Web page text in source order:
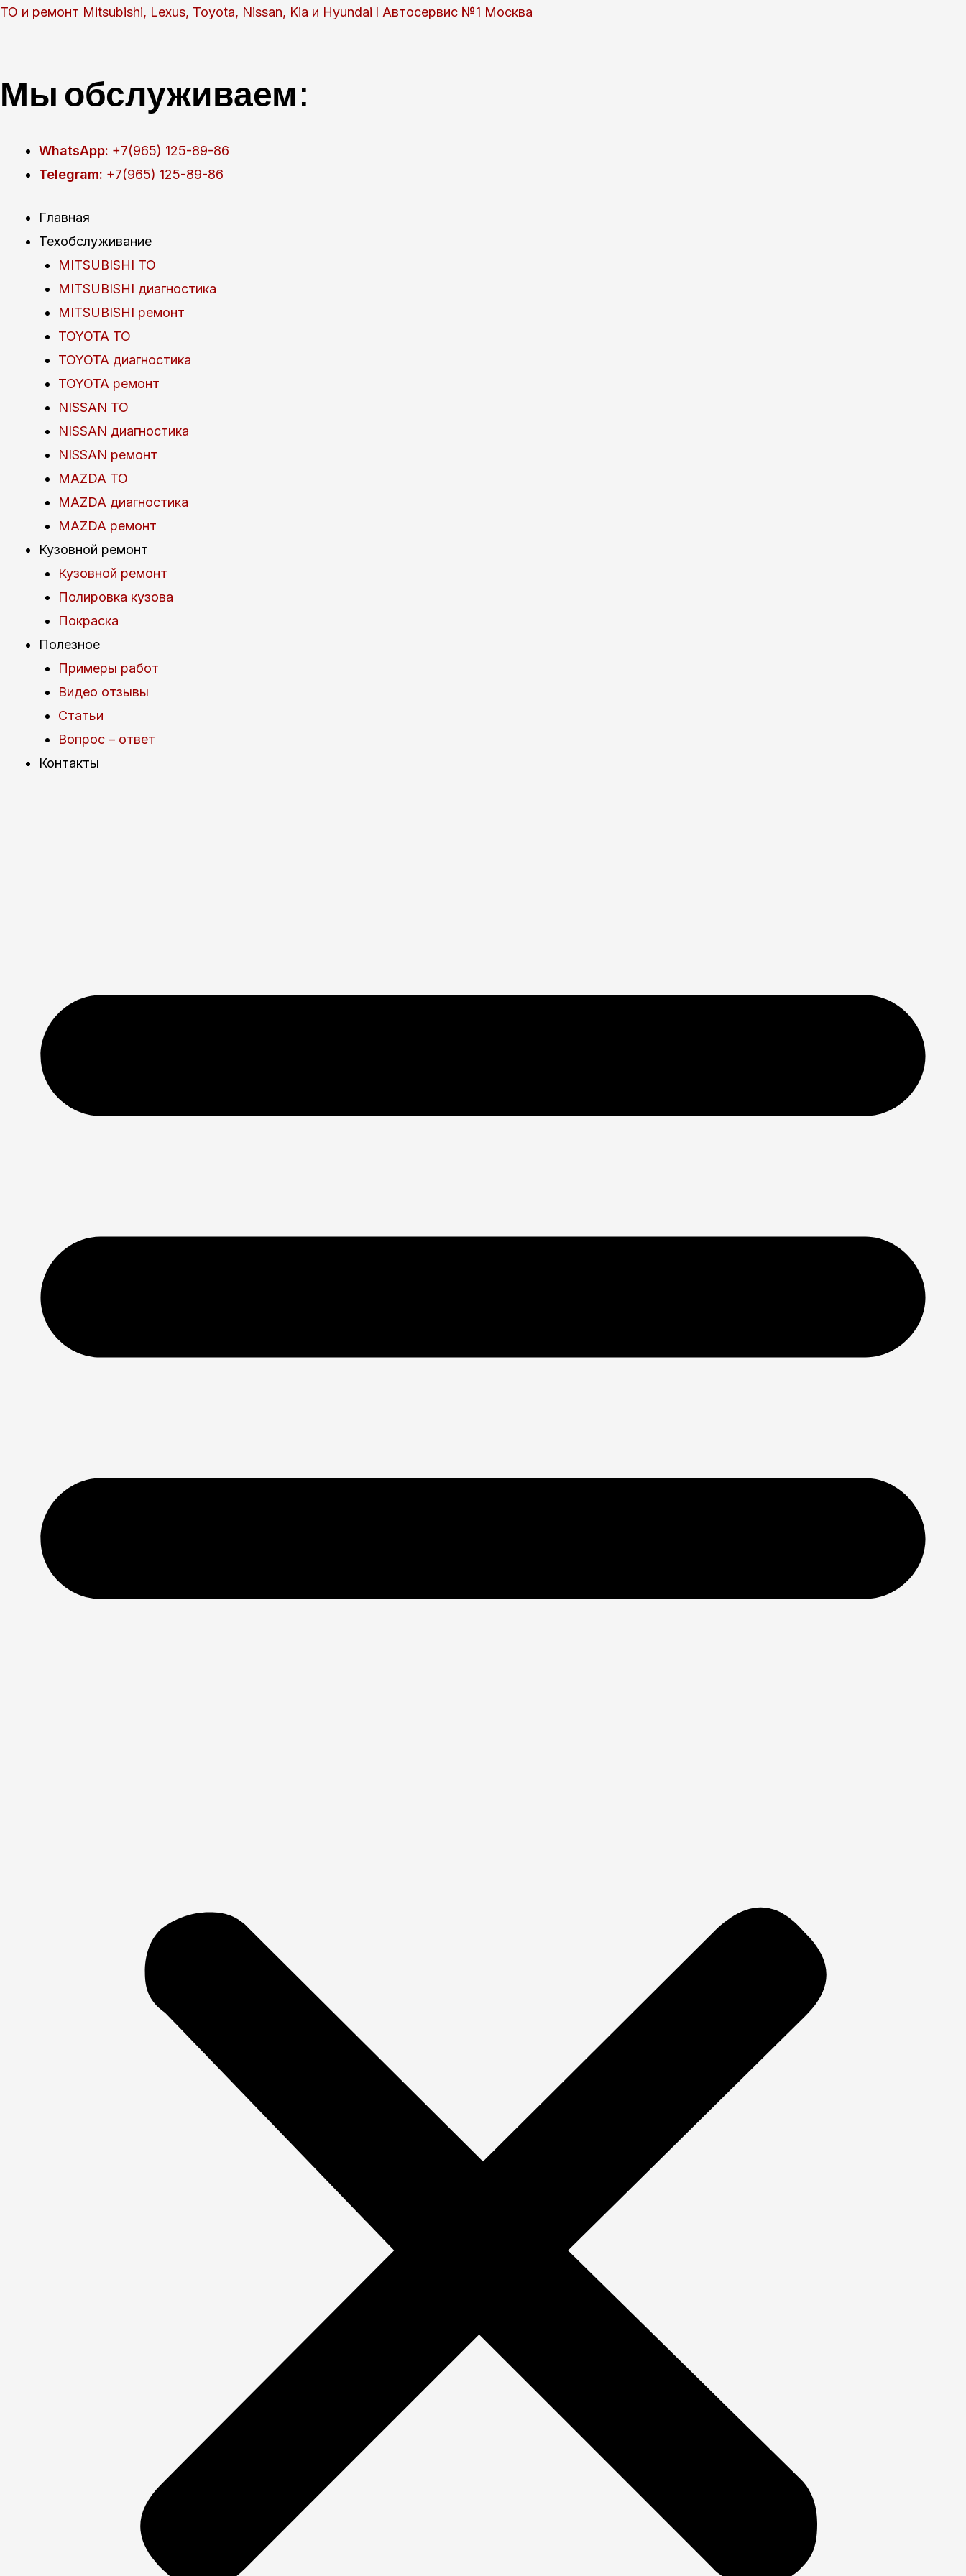
Перейти
ТО и ремонт Mitsubishi, Lexus, Toyota, Nissan, Kia и Hyundai l Автосервис №1 Москва
Мы обслуживаем:
WhatsApp: +7(965) 125-89-86
Telegram: +7(965) 125-89-86
Главная
Техобслуживание
MITSUBISHI ТО
MITSUBISHI диагностика
MITSUBISHI ремонт
TOYOTA ТО
TOYOTA диагностика
TOYOTA ремонт
NISSAN ТО
NISSAN диагностика
NISSAN ремонт
MAZDA ТО
MAZDA диагностика
MAZDA ремонт
Кузовной ремонт
Кузовной ремонт
Полировка кузова
Покраска
Полезное
Примеры работ
Видео отзывы
Статьи
Вопрос – ответ
Контакты